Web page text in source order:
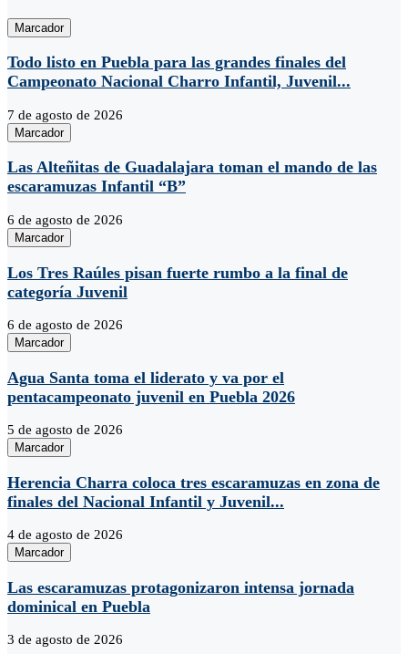
Marcador
Todo listo en Puebla para las grandes finales del
Campeonato Nacional Charro Infantil, Juvenil...
7 de agosto de 2026
Marcador
Las Alteñitas de Guadalajara toman el mando de las
escaramuzas Infantil “B”
6 de agosto de 2026
Marcador
Los Tres Raúles pisan fuerte rumbo a la final de
categoría Juvenil
6 de agosto de 2026
Marcador
Agua Santa toma el liderato y va por el
pentacampeonato juvenil en Puebla 2026
5 de agosto de 2026
Marcador
Herencia Charra coloca tres escaramuzas en zona de
finales del Nacional Infantil y Juvenil...
4 de agosto de 2026
Marcador
Las escaramuzas protagonizaron intensa jornada
dominical en Puebla
3 de agosto de 2026